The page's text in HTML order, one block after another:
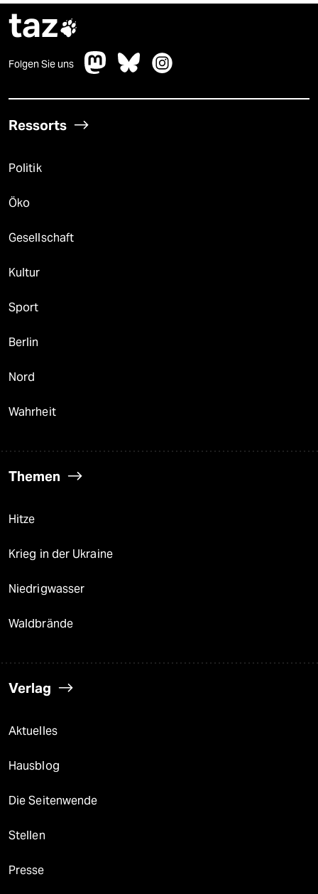
taz
Folgen Sie uns
Ressorts
Politik
Öko
Gesellschaft
Kultur
Sport
Berlin
Nord
Wahrheit
Themen
Hitze
Krieg in der Ukraine
Niedrigwasser
Waldbrände
Verlag
Aktuelles
Hausblog
Die Seitenwende
Stellen
Presse